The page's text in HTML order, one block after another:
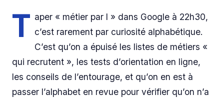
T aper « métier par l » dans Google à 22h30,
c’est rarement par curiosité alphabétique.
C’est qu’on a épuisé les listes de métiers «
qui recrutent », les tests d’orientation en ligne,
les conseils de l’entourage, et qu’on en est à
passer l’alphabet en revue pour vérifier qu’on n’a